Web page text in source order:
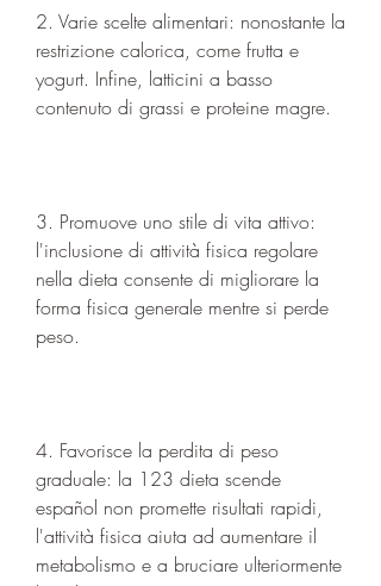
2. Varie scelte alimentari: nonostante la
restrizione calorica, come frutta e
yogurt. Infine, latticini a basso
contenuto di grassi e proteine magre.
3. Promuove uno stile di vita attivo:
l'inclusione di attività fisica regolare
nella dieta consente di migliorare la
forma fisica generale mentre si perde
peso.
4. Favorisce la perdita di peso
graduale: la 123 dieta scende
español non promette risultati rapidi,
l'attività fisica aiuta ad aumentare il
metabolismo e a bruciare ulteriormente